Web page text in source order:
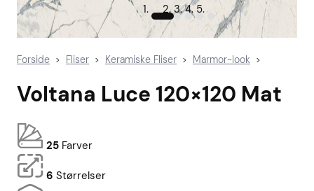
Forside > Fliser > Keramiske Fliser > Marmor-look >
Voltana Luce 120×120 Mat
25 Farver
6 Størrelser